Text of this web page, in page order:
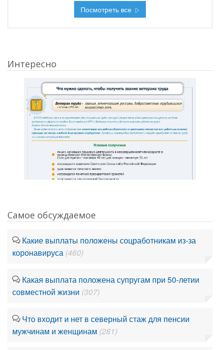
Посмотреть все
Интересно
Самое обсуждаемое
Какие выплаты положены соцработникам из-за
коронавируса (460)
Какая выплата положена супругам при 50-летии
совместной жизни (307)
Что входит и нет в северный стаж для пенсии
мужчинам и женщинам (281)